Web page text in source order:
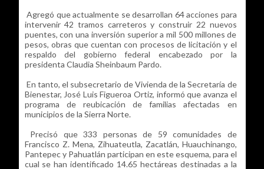
Agregó que actualmente se desarrollan 64 acciones para
intervenir 42 tramos carreteros y construir 22 nuevos
puentes, con una inversión superior a mil 500 millones de
pesos, obras que cuentan con procesos de licitación y el
respaldo del gobierno federal encabezado por la
presidenta Claudia Sheinbaum Pardo.
En tanto, el subsecretario de Vivienda de la Secretaría de
Bienestar, José Luis Figueroa Ortiz, informó que avanza el
programa de reubicación de familias afectadas en
municipios de la Sierra Norte.
Precisó que 333 personas de 59 comunidades de
Francisco Z. Mena, Zihuateutla, Zacatlán, Huauchinango,
Pantepec y Pahuatlán participan en este esquema, para el
cual se han identificado 14.65 hectáreas destinadas a la